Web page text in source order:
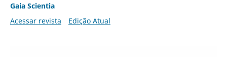
Gaia Scientia
Acessar revista
Edição Atual